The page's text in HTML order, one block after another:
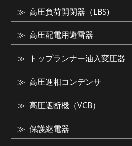
高圧負荷開閉器（LBS)
高圧配電用避雷器
トップランナー油入変圧器
高圧進相コンデンサ
高圧遮断機（VCB）
保護継電器